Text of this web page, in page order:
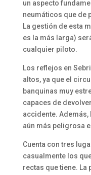
un aspecto
neumáticos que de
La gestión de esta
es la más larga)
cualquier piloto.
Los reflejos en
altos, ya que el
banquinas muy
capaces de
accidente.
aún más peligrosa
Cuenta con tres
casualmente los
rectas que tiene. La